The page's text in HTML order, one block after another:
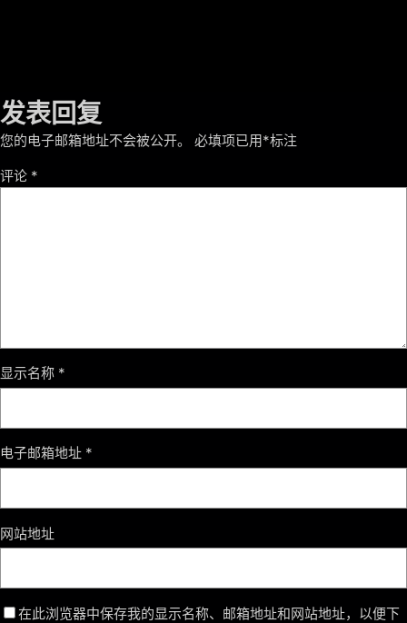
发表回复
您的电子邮箱地址不会被公开。 必填项已用*标注
评论 *
显示名称 *
电子邮箱地址 *
网站地址
在此浏览器中保存我的显示名称、邮箱地址和网站地址，以便下